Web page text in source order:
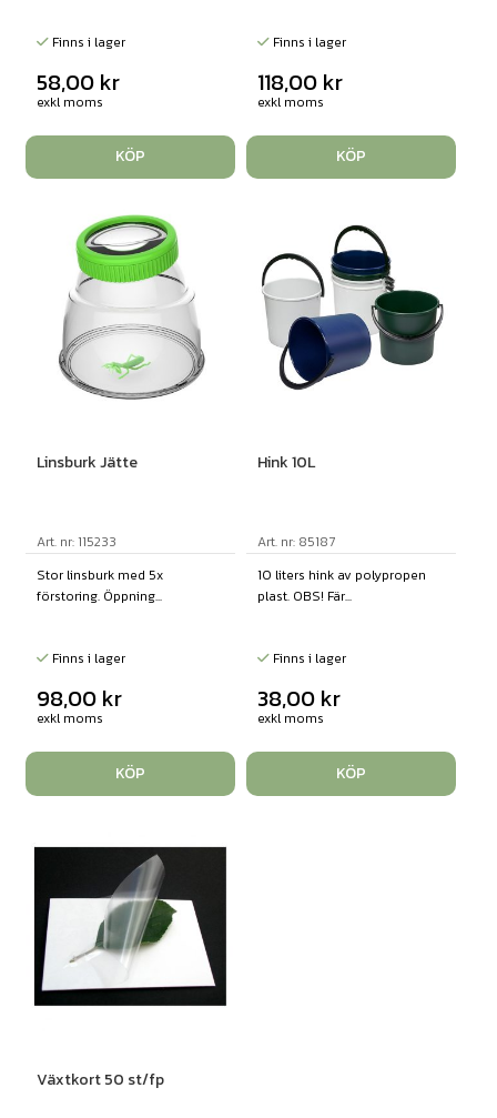
Finns i lager
58,00 kr
exkl moms
KÖP
Finns i lager
118,00 kr
exkl moms
KÖP
Linsburk Jätte
Art. nr: 115233
Stor linsburk med 5x
förstoring. Öppning...
Finns i lager
98,00 kr
exkl moms
KÖP
Hink 10L
Art. nr: 85187
10 liters hink av polypropen
plast. OBS! Fär...
Finns i lager
38,00 kr
exkl moms
KÖP
Växtkort 50 st/fp